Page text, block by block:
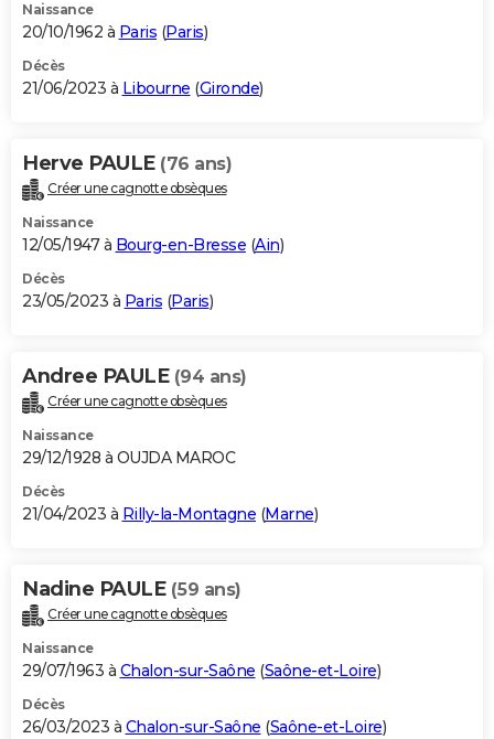
Naissance
20/10/1962 à Paris (Paris)
Décès
21/06/2023 à Libourne (Gironde)
Herve PAULE (76 ans)
Créer une cagnotte obsèques
Naissance
12/05/1947 à Bourg-en-Bresse (Ain)
Décès
23/05/2023 à Paris (Paris)
Andree PAULE (94 ans)
Créer une cagnotte obsèques
Naissance
29/12/1928 à OUJDA MAROC
Décès
21/04/2023 à Rilly-la-Montagne (Marne)
Nadine PAULE (59 ans)
Créer une cagnotte obsèques
Naissance
29/07/1963 à Chalon-sur-Saône (Saône-et-Loire)
Décès
26/03/2023 à Chalon-sur-Saône (Saône-et-Loire)